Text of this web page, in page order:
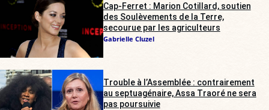
Cap-Ferret : Marion Cotillard, soutien
des Soulèvements de la Terre,
secourue par les agriculteurs
Gabrielle Cluzel
Trouble à l’Assemblée : contrairement
au septuagénaire, Assa Traoré ne sera
pas poursuivie